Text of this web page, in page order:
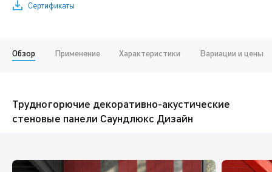
Сертификаты
Обзор Применение Характеристики Вариации и цены
Трудногорючие декоративно-акустические
стеновые панели Саундлюкс Дизайн